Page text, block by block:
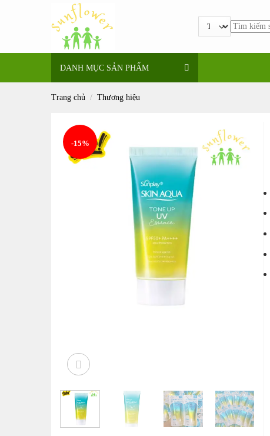
dung
Tìm
kiếm:
DANH MỤC SẢN PHẨM
Trang chủ / Thương hiệu
-15%